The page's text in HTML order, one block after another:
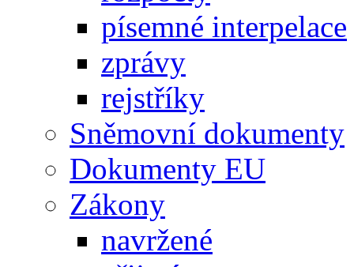
písemné interpelace
zprávy
rejstříky
Sněmovní dokumenty
Dokumenty EU
Zákony
navržené